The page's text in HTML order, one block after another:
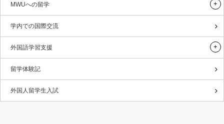
MWUへの留学
学内での国際交流
外国語学習支援
留学体験記
外国人留学生入試